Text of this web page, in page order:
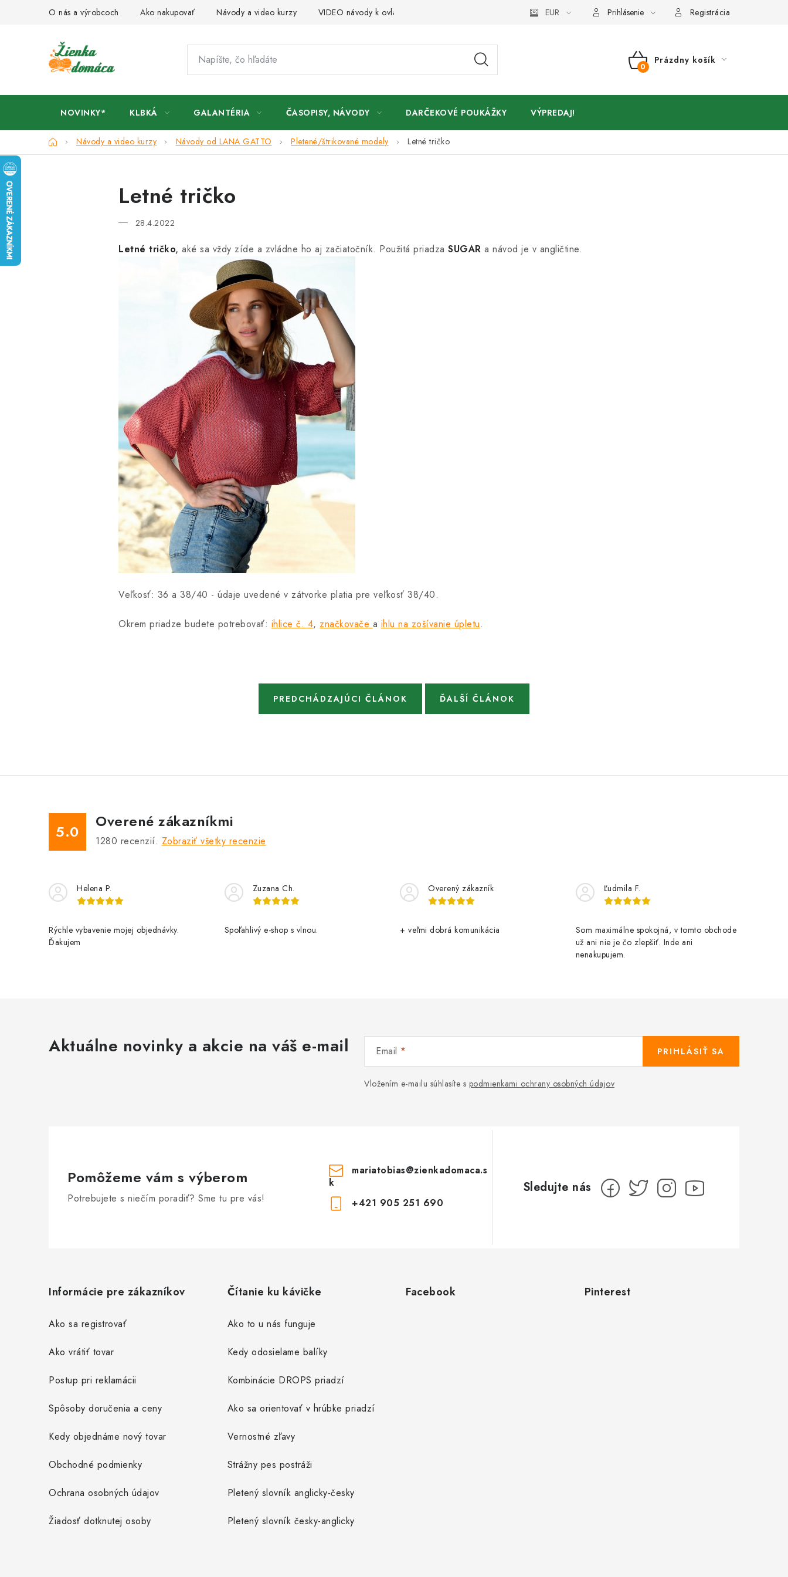
O nás a výrobcoch Ako nakupovať Návody a video kurzy VIDEO návody k ovládaniu e-shopu KontaktyEUR Prihlásenie Registrácia
NÁKUPNÝ
Prázdny košík
NOVINKY* KLBKÁ GALANTÉRIA ČASOPISY, NÁVODY DARČEKOVÉ POUKÁŽKY VÝPREDAJ!
DomovNávody a video kurzy Návody od LANA GATTO Pletené/štrikované modely Letné tričko
Letné tričko
28.4.2022
Letné tričko, aké sa vždy zíde a zvládne ho aj začiatočník. Použitá priadza SUGAR a návod je v angličtine.
Veľkosť: 36 a 38/40 - údaje uvedené v zátvorke platia pre veľkosť 38/40.
Okrem priadze budete potrebovať: ihlice č. 4, značkovače a ihlu na zošívanie úpletu.
PREDCHÁDZAJÚCI ČLÁNOK ĎALŠÍ ČLÁNOK
5.0
Overené zákazníkmi
1280 recenzií. Zobraziť všetky recenzie
Helena P.
Rýchle vybavenie mojej objednávky.
Ďakujem
Zuzana Ch.
Spoľahlivý e-shop s vlnou.
Overený zákazník
+ veľmi dobrá komunikácia
Ľudmila F.
Som maximálne spokojná, v tomto obchode
už ani nie je čo zlepšiť. Inde ani
nenakupujem.
Aktuálne novinky a akcie na váš e-mail Email
Vložením e-mailu súhlasíte s podmienkami ochrany osobných údajov
PRIHLÁSIŤ SA
Pomôžeme vám s výberom
Potrebujete s niečím poradiť? Sme tu pre vás!
mariatobias@zienkadomaca.s
k
+421 905 251 690
Informácie pre zákazníkov
Ako sa registrovať
Ako vrátiť tovar
Postup pri reklamácii
Spôsoby doručenia a ceny
Kedy objednáme nový tovar
Obchodné podmienky
Ochrana osobných údajov
Žiadosť dotknutej osoby
Čítanie ku kávičke
Ako to u nás funguje
Kedy odosielame balíky
Kombinácie DROPS priadzí
Ako sa orientovať v hrúbke priadzí
Vernostné zľavy
Strážny pes postráži
Pletený slovník anglicky-česky
Pletený slovník česky-anglicky
Facebook Pinterest